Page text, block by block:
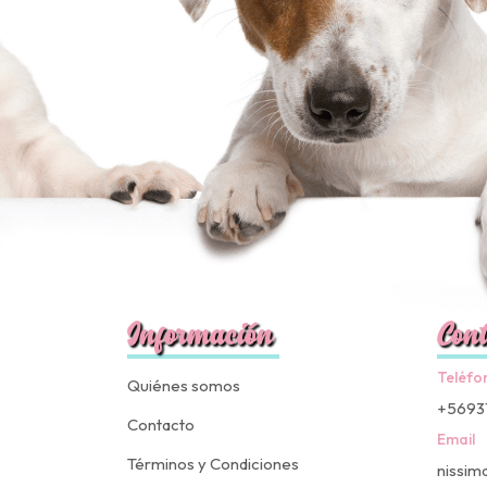
Información
Quiénes somos
Contacto
Términos y Condiciones
Email